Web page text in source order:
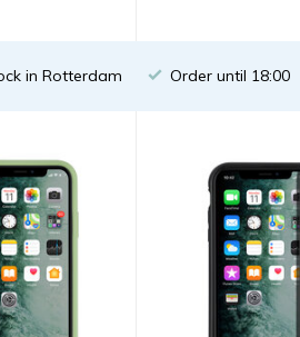
in Rotterdam Order until 18:00